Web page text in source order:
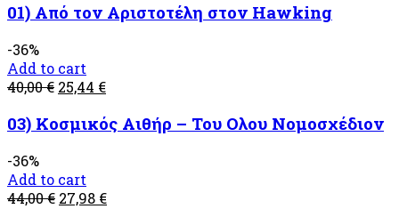
01) Από τον Αριστοτέλη στον Hawking
-36%
Add to cart
40,00€ 25,44 €
03) Κοσμικός Αιθήρ – Του Ολου Νομοσχέδιον
-36%
Add to cart
44,00€ 27,98 €